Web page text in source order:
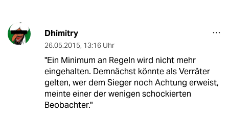
Dhimitry
26.05.2015, 13:16 Uhr
"Ein Minimum an Regeln wird nicht mehr
eingehalten. Demnächst könnte als Verräter
gelten, wer dem Sieger noch Achtung erweist,
meinte einer der wenigen schockierten
Beobachter."